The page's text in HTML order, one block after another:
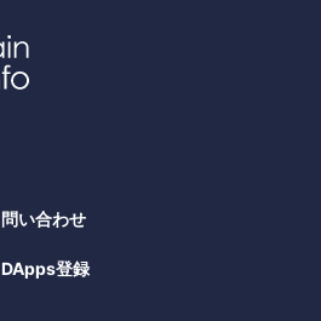
問い合わせ
DApps登録